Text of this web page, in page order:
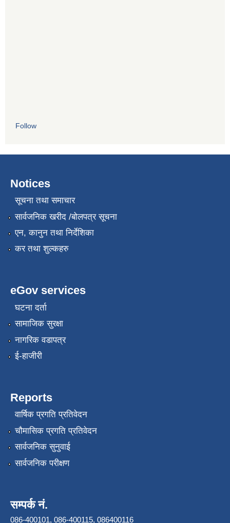
Follow
Notices
सूचना तथा समाचार
सार्वजनिक खरीद /बोलपत्र सूचना
एन, कानुन तथा निर्देशिका
कर तथा शुल्कहरु
eGov services
घटना दर्ता
सामाजिक सुरक्षा
नागरिक वडापत्र
ई-हाजीरी
Reports
वार्षिक प्रगति प्रतिवेदन
चौमासिक प्रगति प्रतिवेदन
सार्वजनिक सुनुवाई
सार्वजनिक परीक्षण
सम्पर्क नं.
086-400101, 086-400115, 086400116